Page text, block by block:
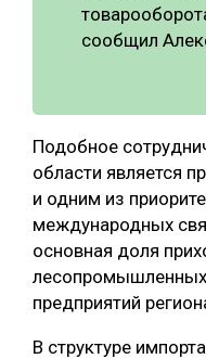
сообщил
Подобное
области является
и одним из
международных
основная доля
предприятий
В структуре